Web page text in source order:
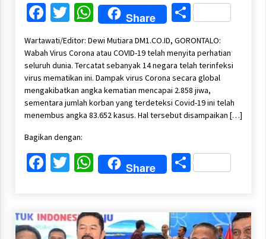
Facebook
Twitter
WhatsApp
Share Share
Wartawati/Editor: Dewi Mutiara DM1.CO.ID, GORONTALO:
Wabah Virus Corona atau COVID-19 telah menyita perhatian
seluruh dunia. Tercatat sebanyak 14 negara telah terinfeksi
virus mematikan ini. Dampak virus Corona secara global
mengakibatkan angka kematian mencapai 2.858 jiwa,
sementara jumlah korban yang terdeteksi Covid-19 ini telah
menembus angka 83.652 kasus. Hal tersebut disampaikan […]
Bagikan dengan:
Facebook
Twitter
WhatsApp
Share Share